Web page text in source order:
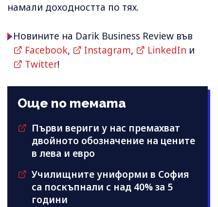
намали доходността по тях.
Новините на Darik Business Review във
Facebook, Instagram, LinkedIn и
Twitter!
Още по темата
Първи вериги у нас премахват
двойното обозначение на цените
в лева и евро
Училищните униформи в София
са поскъпнали с над 40% за 5
години